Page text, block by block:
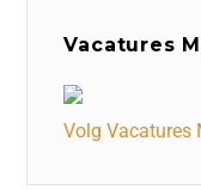
Vacatures
Volg Vacatures